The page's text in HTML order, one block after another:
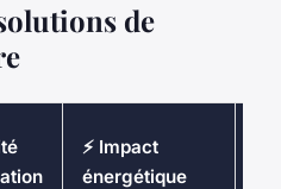
de
⚡ Impact
énergétique